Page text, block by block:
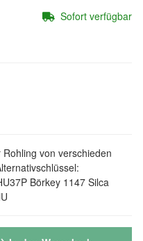
von verschieden
Börkey 1147 Silca
Sofort verfügbar